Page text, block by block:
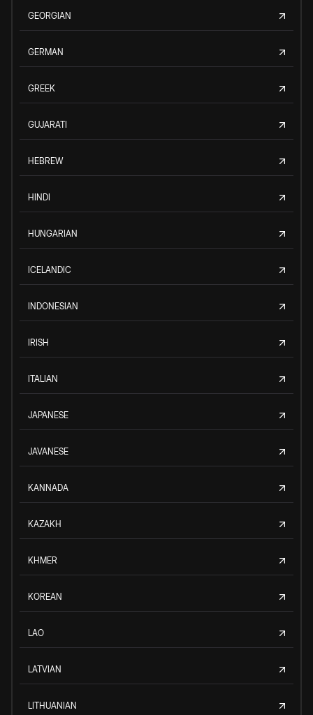
GEORGIAN
GERMAN
GREEK
GUJARATI
HEBREW
HINDI
HUNGARIAN
ICELANDIC
INDONESIAN
IRISH
ITALIAN
JAPANESE
JAVANESE
KANNADA
KAZAKH
KHMER
KOREAN
LAO
LATVIAN
LITHUANIAN